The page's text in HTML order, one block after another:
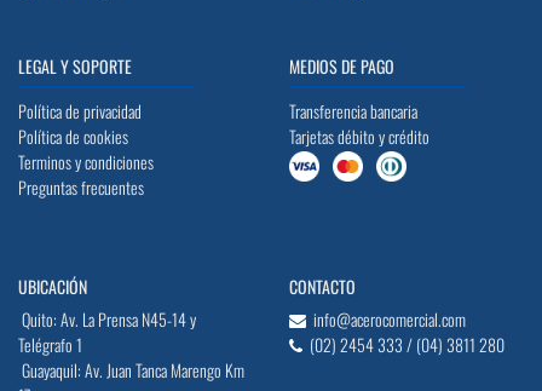
LEGAL Y SOPORTE
Política de privacidad
Política de cookies
Terminos y condiciones
Preguntas frecuentes
MEDIOS DE PAGO
Transferencia bancaria
Tarjetas débito y crédito
UBICACIÓN
Quito: Av. La Prensa N45-14 y
Telégrafo 1
Guayaquil: Av. Juan Tanca Marengo Km
CONTACTO
info@acerocomercial.com
(02) 2454 333 / (04) 3811 280